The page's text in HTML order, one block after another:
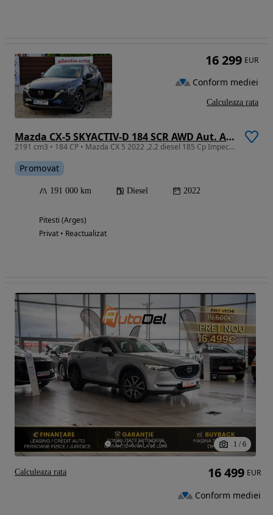
Mazda CX-5 SKYACTIV-D 184 SCR AWD Aut. Advantage
2191 cm3 • 184 CP • Mazda CX 5 2022 ,2.2 diesel 185 Cp Impecabilă!
Promovat
191 000 km Diesel 2022
Pitesti (Arges)
Privat • Reactualizat
16 299 EUR
Conform mediei
Calculeaza rata
1 / 6
16 499 EUR
Conform mediei
Calculeaza rata